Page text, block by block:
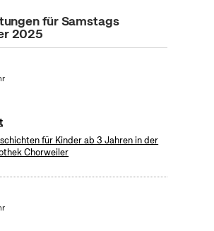
für Samstags
2025
für Kinder ab 3 Jahren in der
Chorweiler